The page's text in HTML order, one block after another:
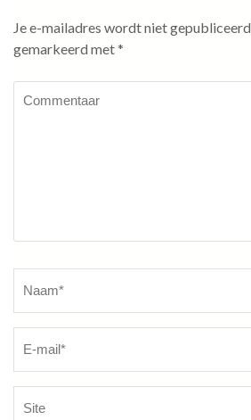
Je e-mailadres wordt niet gepubliceerd.
gemarkeerd met*